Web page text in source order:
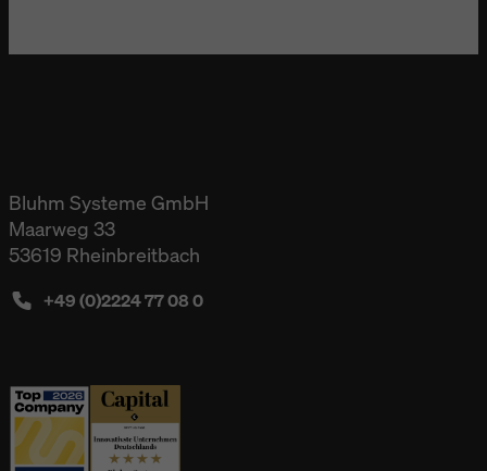
Bluhm Systeme GmbH
Maarweg 33
53619 Rheinbreitbach
+49 (0)2224 77 08 0